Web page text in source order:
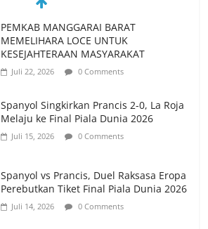
Juli 22, 2026
Spanyol Singkirkan Prancis 2-0, La Roja
Melaju ke Final Piala Dunia 2026
Juli 15, 2026 0 Comments
Spanyol vs Prancis, Duel Raksasa Eropa
Perebutkan Tiket Final Piala Dunia 2026
Juli 14, 2026 0 Comments
Memanfaatkan Artificial Intelligence
untuk Mendukung Perkuliahan di Era
Digital